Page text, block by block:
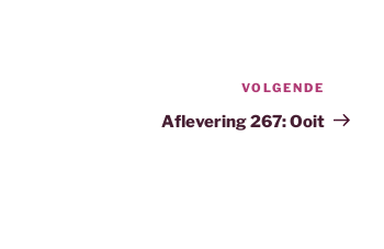
bericht
VOLGENDE
Aflevering 267: Ooit